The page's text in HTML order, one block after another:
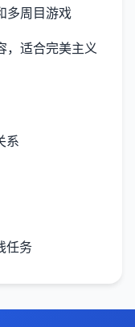
多周目游戏
，适合完美主义
系
任务